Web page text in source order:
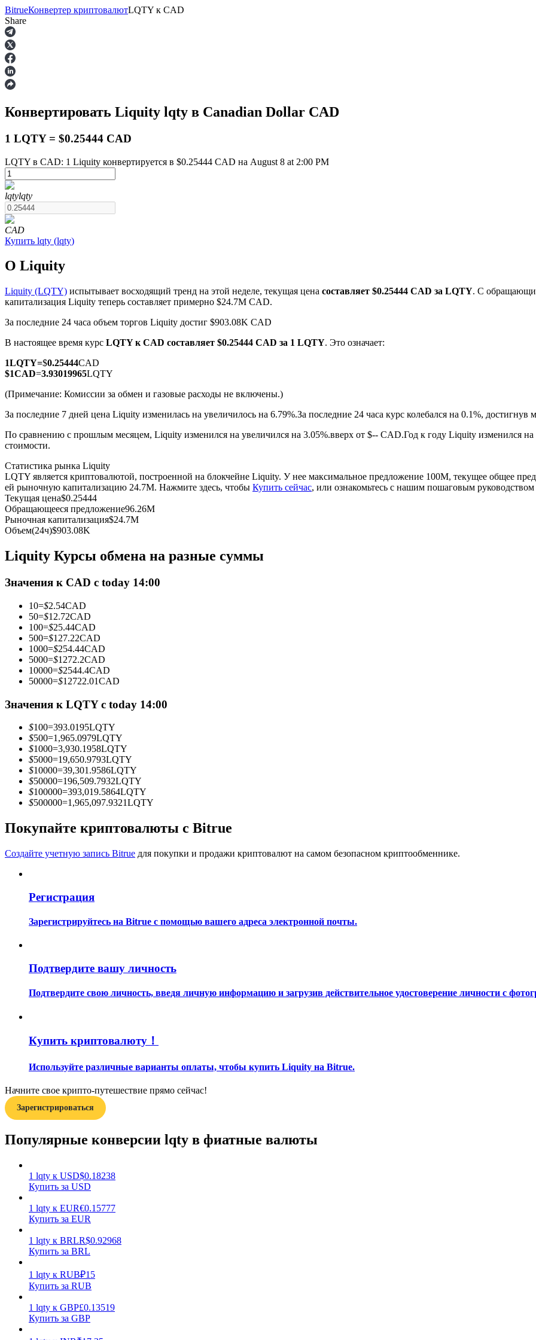
Фьючерсы
USDT-фьючерсы
Фьючерсы с использованием USDT в качестве обеспечения
Фьючерсы на COIN-M
Криптовалютные фьючерсы
USDC фьючерсы
Фьючерсы с использованием USDC в качестве обеспечения
Копирование торговли
Наслаждайтесь распределением прибыли и комиссиями за копи-трейдинг
Анализ больших данных, включая торговую информацию и т. д.
Гид
Руководство для начинающих по фьючерсам
Торговые стратегии
BitrueКонвертер криптовалютLQTY к CAD
Share
Конвертировать Liquity lqty в Canadian Dollar CAD
1 LQTY = $0.25444 CAD
LQTY в CAD: 1 Liquity конвертируется в $0.25444 CAD на August 8 at 2:00 PM
lqtylqty
CAD
Купить lqty (lqty)
О Liquity
Liquity (LQTY) испытывает восходящий тренд на этой неделе, текущая цена составляет $0.25444 CAD за LQTY. С
капитализация Liquity теперь составляет примерно $24.7M CAD.
За последние 24 часа объем торгов Liquity достиг $903.08K CAD
В настоящее время курс LQTY к CAD составляет $0.25444 CAD за 1 LQTY. Это означает:
1LQTY=$0.25444CAD
$1CAD=3.93019965LQTY
(Примечание: Комиссии за обмен и газовые расходы не включены.)
За последние 7 дней цена Liquity изменилась на увеличилось на 6.79%.За последние 24 часа курс колебался на 0.1%,
По сравнению с прошлым месяцем, Liquity изменился на увеличился на 3.05%.вверх от $-- CAD.Год к году Liquity изменился
стоимости.
Статистика рынка Liquity
LQTY является криптовалютой, построенной на блокчейне Liquity. У нее максимальное предложение 100M, текущее общее
ей рыночную капитализацию 24.7M. Нажмите здесь, чтобы Купить сейчас, или ознакомьтесь с нашим пошаговым руководством
Текущая цена$0.25444
Обращающееся предложение96.26M
Рыночная капитализация$24.7M
Объем(24ч)$903.08K
Liquity Курсы обмена на разные суммы
Значения к CAD с today 14:00
10=$2.54CAD
50=$12.72CAD
100=$25.44CAD
500=$127.22CAD
1000=$254.44CAD
5000=$1272.2CAD
10000=$2544.4CAD
50000=$12722.01CAD
Значения к LQTY с today 14:00
$100=393.0195LQTY
$500=1,965.0979LQTY
$1000=3,930.1958LQTY
$5000=19,650.9793LQTY
$10000=39,301.9586LQTY
$50000=196,509.7932LQTY
$100000=393,019.5864LQTY
$500000=1,965,097.9321LQTY
Покупайте криптовалюты с Bitrue
Создайте учетную запись Bitrue для покупки и продажи криптовалют на самом безопасном криптообменнике.
Регистрация
Зарегистрируйтесь на Bitrue с помощью вашего адреса электронной почты.
Подтвердите вашу личность
Подтвердите свою личность, введя личную информацию и загрузив действительное удостоверение личности с
Купить криптовалюту！
Используйте различные варианты оплаты, чтобы купить Liquity на Bitrue.
Начните свое крипто-путешествие прямо сейчас!
Зарегистрироваться
Популярные конверсии lqty в фиатные валюты
1 lqty к USD$0.18238
Купить за USD
1 lqty к EUR€0.15777
Купить за EUR
1 lqty к BRLR$0.92968
Купить за BRL
1 lqty к RUB₽15
Купить за RUB
1 lqty к GBP£0.13519
Купить за GBP